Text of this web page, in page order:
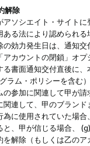
解除
アソシエイト・サイト
ある法により認められ
の効力発生日は、通知
アカウントの閉鎖」オ
る書面通知交付直後に
ラム・ポリシーを含む
の参加に関連して甲が
関連して、甲のブラン
為に使用されていた場
と、甲が信じる場合、
を解除（もしくは乙の